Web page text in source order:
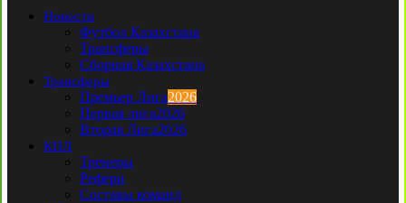
Новости
Футбол Казахстана
Трансферы
Сборная Казахстана
Трансферы
Премьер Лига2026
Первая лига2026
Вторая Лига2026
КПЛ
Тренеры
Рефери
Составы команд